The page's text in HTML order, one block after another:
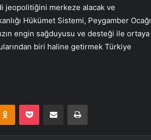
jeopolitiğini merkeze alacak ve
Hükümet Sistemi, Peygamber Ocağı
engin sağduyusu ve desteği ile ortaya
biri haline getirmek Türkiye
Odnoklassniki
Pocket E-Posta ile paylaş Yazdır